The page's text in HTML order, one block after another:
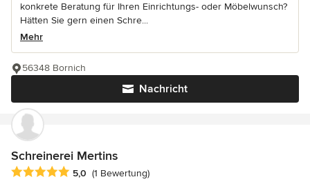
konkrete Beratung für Ihren Einrichtungs- oder Möbelwunsch?
Hätten Sie gern einen Schre...
Mehr
Nachricht
56348 Bornich
Schreinerei Mertins
Durchschnittliche Bewertung: 5 von 5 Sternen
5,0 (1 Bewertung)